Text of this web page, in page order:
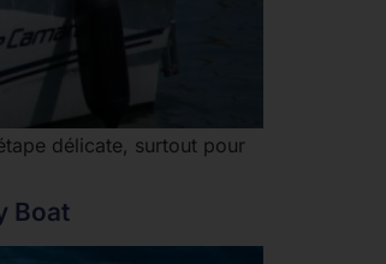
délicate, surtout pour
Boat